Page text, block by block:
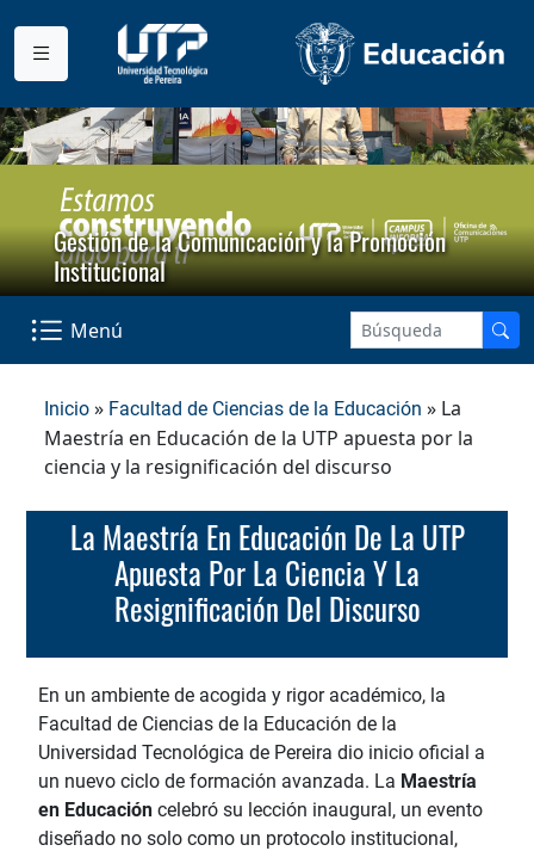
Gestión de la Comunicación y la Promoción
Institucional
Menú
Inicio » Facultad de Ciencias de la Educación » La
Maestría en Educación de la UTP apuesta por la
ciencia y la resignificación del discurso
La Maestría En Educación De La UTP
Apuesta Por La Ciencia Y La
Resignificación Del Discurso
En un ambiente de acogida y rigor académico, la
Facultad de Ciencias de la Educación de la
Universidad Tecnológica de Pereira dio inicio oficial a
un nuevo ciclo de formación avanzada. La Maestría
en Educación celebró su lección inaugural, un evento
diseñado no solo como un protocolo institucional,